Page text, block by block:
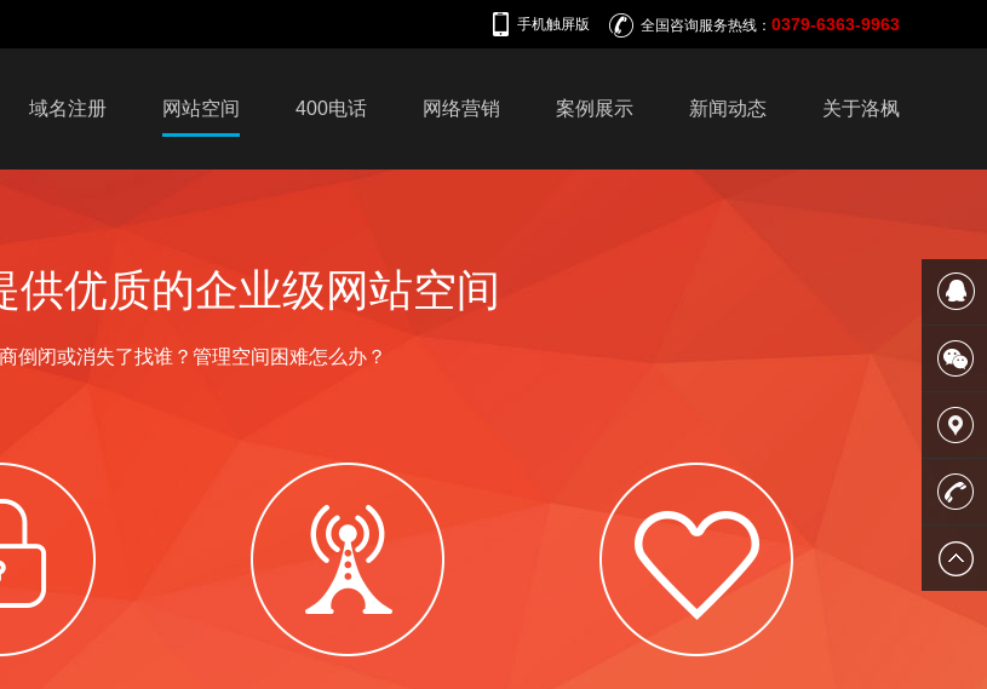
全国咨询服务热线： 0379-6363-9963
手机触屏版
域名注册 网站空间 400电话 网络营销 案例展示 新闻动态 关于洛枫
供优质的企业级网站空间
倒闭或消失了找谁？管理空间困难怎么办？ 在线客
服
微信平
台
联系我
0379-